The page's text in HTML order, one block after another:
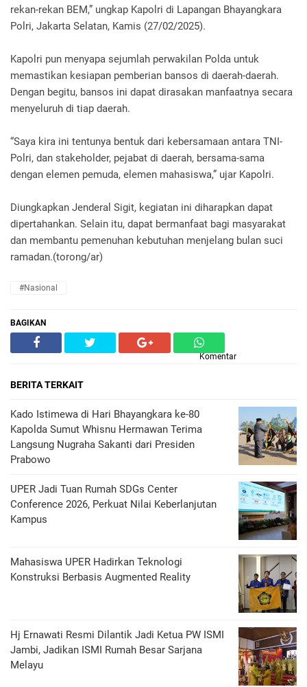
rekan-rekan BEM,” ungkap Kapolri di Lapangan Bhayangkara
Polri, Jakarta Selatan, Kamis (27/02/2025).
Kapolri pun menyapa sejumlah perwakilan Polda untuk
memastikan kesiapan pemberian bansos di daerah-daerah.
Dengan begitu, bansos ini dapat dirasakan manfaatnya secara
menyeluruh di tiap daerah.
“Saya kira ini tentunya bentuk dari kebersamaan antara TNI-
Polri, dan stakeholder, pejabat di daerah, bersama-sama
dengan elemen pemuda, elemen mahasiswa,” ujar Kapolri.
Diungkapkan Jenderal Sigit, kegiatan ini diharapkan dapat
dipertahankan. Selain itu, dapat bermanfaat bagi masyarakat
dan membantu pemenuhan kebutuhan menjelang bulan suci
ramadan.(torong/ar)
#Nasional
BAGIKAN
Komentar
BERITA TERKAIT
Kado Istimewa di Hari Bhayangkara ke-80
Kapolda Sumut Whisnu Hermawan Terima
Langsung Nugraha Sakanti dari Presiden
Prabowo
UPER Jadi Tuan Rumah SDGs Center
Conference 2026, Perkuat Nilai Keberlanjutan
Kampus
Mahasiswa UPER Hadirkan Teknologi
Konstruksi Berbasis Augmented Reality
Hj Ernawati Resmi Dilantik Jadi Ketua PW ISMI
Jambi, Jadikan ISMI Rumah Besar Sarjana
Melayu